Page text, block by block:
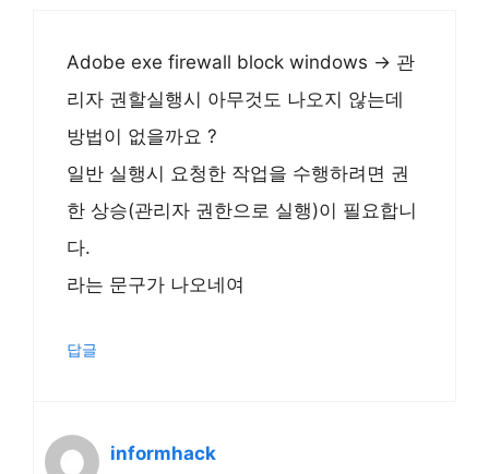
Adobe exe firewall block windows -> 관
리자 권할실행시 아무것도 나오지 않는데
방법이 없을까요 ?
일반 실행시 요청한 작업을 수행하려면 권
한 상승(관리자 권한으로 실행)이 필요합니
다.
라는 문구가 나오네여
답글
informhack